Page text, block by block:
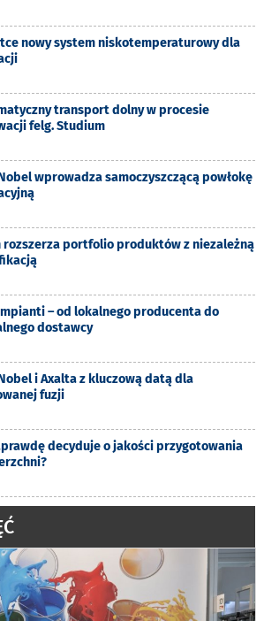
nowy system niskotemperaturowy dla
transport dolny w procesie
felg. Studium
wprowadza samoczyszczącą powłokę
rozszerza portfolio produktów z niezależną
– od lokalnego producenta do
dostawcy
i Axalta z kluczową datą dla
fuzji
decyduje o jakości przygotowania